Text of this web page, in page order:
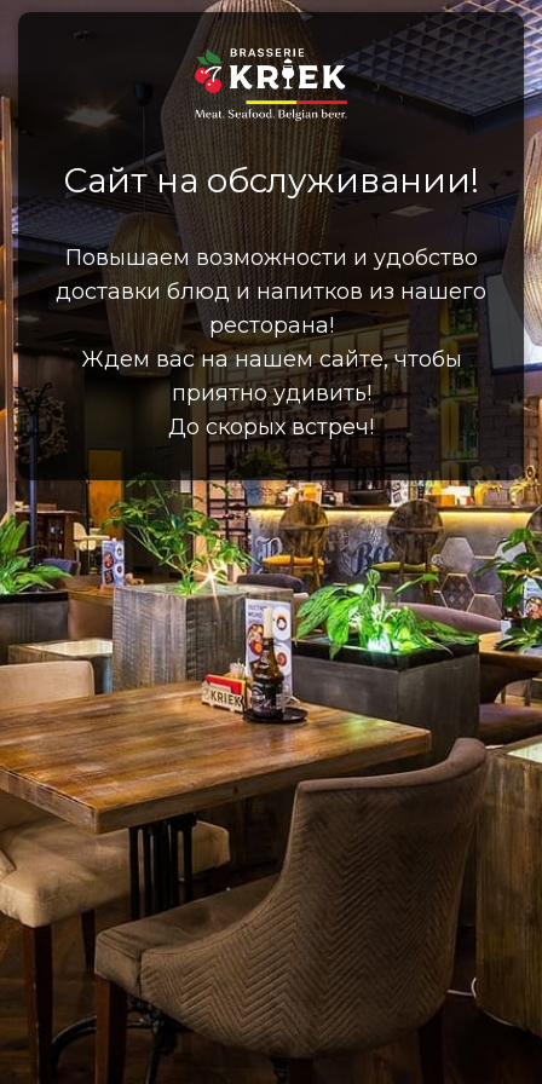
Сайт на обслуживании!
Повышаем возможности и удобство
доставки блюд и напитков из нашего
ресторана!
Ждем вас на нашем сайте, чтобы
приятно удивить!
До скорых встреч!